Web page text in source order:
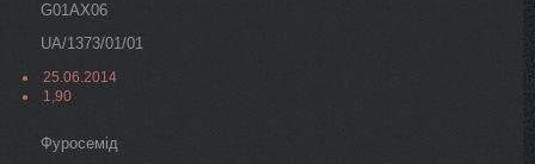
G01AX06
UA/1373/01/01
25.06.2014
1,90
Фуросемід